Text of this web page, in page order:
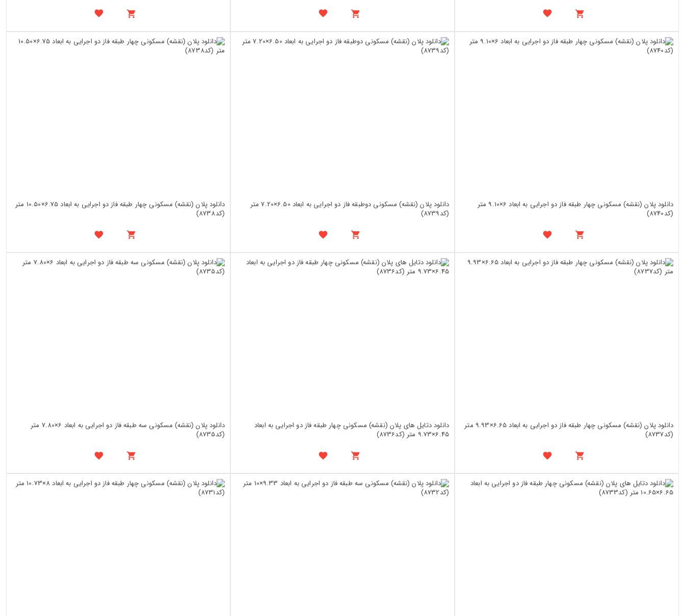
دانلود پلان (نقشه) مسکونی چهار طبقه فاز دو اجرایی به ابعاد 6×9.10 متر
(کد8740)
دانلود پلان (نقشه) مسکونی دوطبقه فاز دو اجرایی به ابعاد 6.50×7.20 متر
(کد8739)
دانلود پلان (نقشه) مسکونی چهار طبقه فاز دو اجرایی به ابعاد 6.75×10.50 متر
(کد8738)
دانلود پلان (نقشه) مسکونی چهار طبقه فاز دو اجرایی به ابعاد 6.65×9.93 متر
(کد8737)
دانلود دتایل های پلان (نقشه) مسکونی چهار طبقه فاز دو اجرایی به ابعاد
6.45×9.73 متر (کد8736)
دانلود پلان (نقشه) مسکونی سه طبقه فاز دو اجرایی به ابعاد 6×7.80 متر
(کد8735)